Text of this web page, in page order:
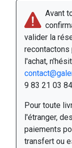
Avant
valider la
recontactons
l'achat,
9 83 21 03
Pour toute
l'étranger,
paiements
transfert ou